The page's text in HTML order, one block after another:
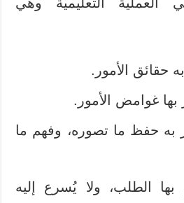
حقائق الأمور.
بها غوامض الأمور.
به حفظ ما تصوره، وفهم ما
بها الطلب، ولا يُسرع إليه